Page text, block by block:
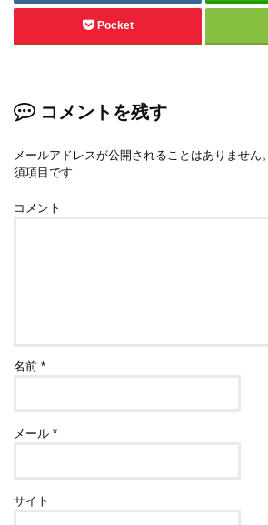
Pocket
コメントを残す
メールアドレスが公開されることはありません。
須項目です
コメント
名前*
メール*
サイト